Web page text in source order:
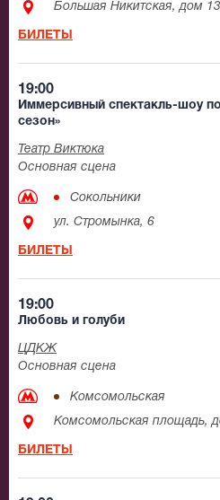
Большая Никитская, дом
БИЛЕТЫ
19:00
Иммерсивный спектакль-шоу
сезон»
Театр Виктюка
Основная сцена
Сокольники
ул. Стромынка, 6
БИЛЕТЫ
19:00
Любовь и голуби
ЦДКЖ
Основная сцена
Комсомольская
Комсомольская площадь,
БИЛЕТЫ